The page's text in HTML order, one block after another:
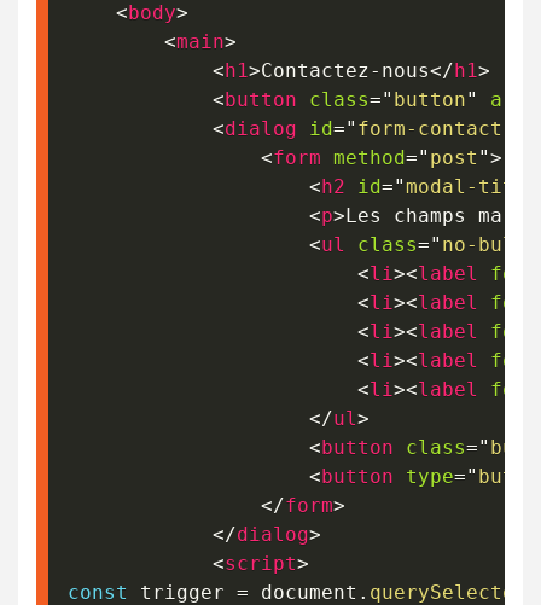
<body>
<main>
<h1>Contactez-nous</h1>
<button class=" button"
<dialog id=" form-contact
<form method=" post ">
<h2 id="modal-title
<p>Les champs
<ul class=" no-
<li ><label for
<li ><label for
<li ><label for
<li ><label for
<li ><label for
</ul >
<button class="
<button type="
</form>
</dialog>
<script>
const
trigger = document . querySelector